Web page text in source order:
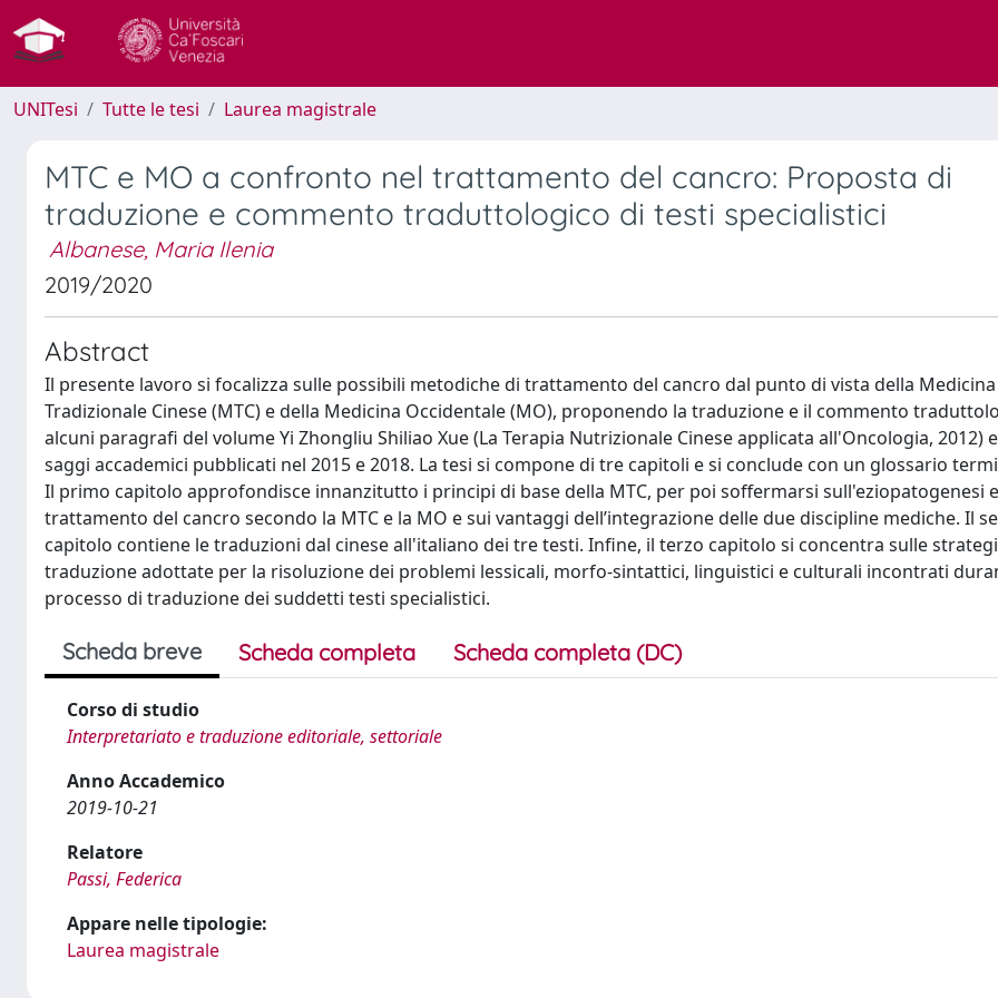
UNITesi Tutte le tesi Laurea magistrale
MTC e MO a confronto nel trattamento del cancro: Proposta di
traduzione e commento traduttologico di testi specialistici
Albanese, Maria Ilenia
2019/2020
Abstract
Il presente lavoro si focalizza sulle possibili metodiche di trattamento del cancro dal punto di vista della Medicina
Tradizionale Cinese (MTC) e della Medicina Occidentale (MO), proponendo la traduzione e il commento
alcuni paragrafi del volume Yi Zhongliu Shiliao Xue (La Terapia Nutrizionale Cinese applicata all'Oncologia, 2012)
saggi accademici pubblicati nel 2015 e 2018. La tesi si compone di tre capitoli e si conclude con un glossario
Il primo capitolo approfondisce innanzitutto i principi di base della MTC, per poi soffermarsi sull'eziopatogenesi
trattamento del cancro secondo la MTC e la MO e sui vantaggi dell’integrazione delle due discipline mediche. Il
capitolo contiene le traduzioni dal cinese all'italiano dei tre testi. Infine, il terzo capitolo si concentra sulle
traduzione adottate per la risoluzione dei problemi lessicali, morfo-sintattici, linguistici e culturali incontrati
processo di traduzione dei suddetti testi specialistici.
Scheda breve Scheda completa Scheda completa (DC)
Corso di studio
Interpretariato e traduzione editoriale, settoriale
Anno Accademico
2019-10-21
Relatore
Passi, Federica
Appare nelle tipologie:
Laurea magistrale